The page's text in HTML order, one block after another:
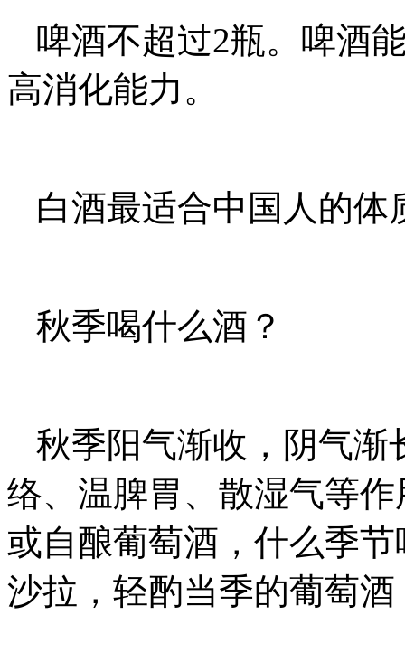
啤酒不超过2瓶。啤酒
高消化能力。
白酒最适合中国人的
秋季喝什么酒？
秋季阳气渐收，阴气渐
络、温脾胃、散湿气等
或自酿葡萄酒，什么季
沙拉，轻酌当季的葡萄